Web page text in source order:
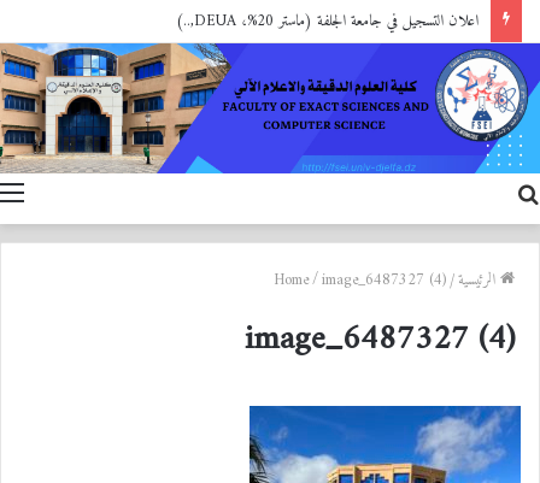
اعلان التسجيل في جامعة الجلفة (ماستر 20%، DEUA,..)
عن
الرئيسية/
Home/image_6487327 (4)
image_6487327 (4)